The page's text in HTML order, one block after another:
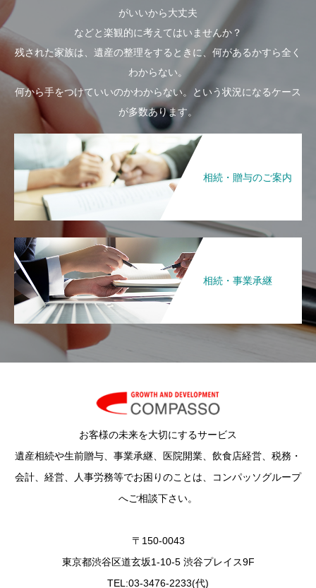
がいいから大丈夫
などと楽観的に考えてはいませんか？
残された家族は、遺産の整理をするときに、何があるかすら全く
わからない。
何から手をつけていいのかわからない。という状況になるケース
が多数あります。
相続・贈与のご案内
相続・事業承継
お客様の未来を大切にするサービス
遺産相続や生前贈与、事業承継、医院開業、飲食店経営、税務・
会計、経営、人事労務等でお困りのことは、コンパッソグループ
へご相談下さい。
〒150-0043
東京都渋谷区道玄坂1-10-5 渋谷プレイス9F
TEL:03-3476-2233(代)